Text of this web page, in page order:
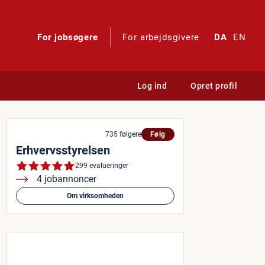
For jobsøgere For arbejdsgivere DA EN
Log ind Opret profil
735 følgere Følg
Erhvervsstyrelsen
299 evalueringer
4 jobannoncer
Om virksomheden